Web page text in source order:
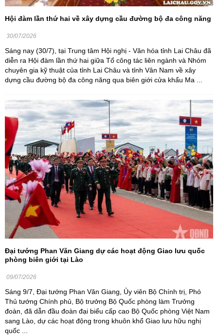
Hội đàm lần thứ hai về xây dựng cầu đường bộ đa công năng
30/07/2026
Sáng nay (30/7), tại Trung tâm Hội nghị - Văn hóa tỉnh Lai Châu đã
diễn ra Hội đàm lần thứ hai giữa Tổ công tác liên ngành và Nhóm
chuyên gia kỹ thuật của tỉnh Lai Châu và tỉnh Vân Nam về xây
dựng cầu đường bộ đa công năng qua biên giới cửa khẩu Ma ...
Đại tướng Phan Văn Giang dự các hoạt động Giao lưu quốc
phòng biên giới tại Lào
09/07/2026
Sáng 9/7, Đại tướng Phan Văn Giang, Ủy viên Bộ Chính trị, Phó
Thủ tướng Chính phủ, Bộ trưởng Bộ Quốc phòng làm Trưởng
đoàn, đã dẫn đầu đoàn đại biểu cấp cao Bộ Quốc phòng Việt Nam
sang Lào, dự các hoạt động trong khuôn khổ Giao lưu hữu nghị
quốc ...